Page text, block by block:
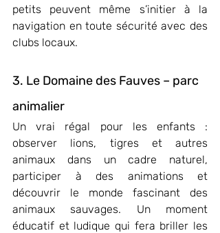
petits peuvent même s’initier à la
navigation en toute sécurité avec des
clubs locaux.
3. Le Domaine des Fauves – parc
animalier
Un vrai régal pour les enfants :
observer lions, tigres et autres
animaux dans un cadre naturel,
participer à des animations et
découvrir le monde fascinant des
animaux sauvages. Un moment
éducatif et ludique qui fera briller les